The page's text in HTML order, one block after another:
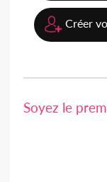
Créer
Soyez le